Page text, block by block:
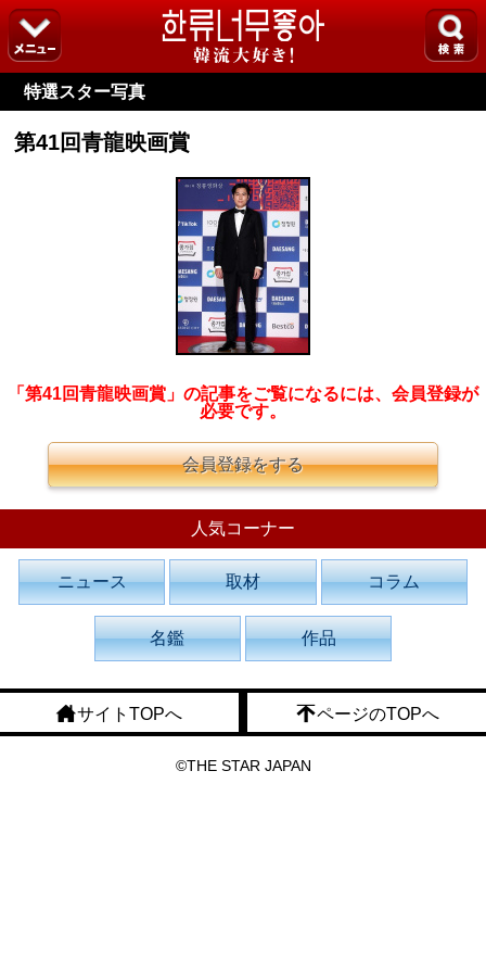
特選スター写真
第41回青龍映画賞
「第41回青龍映画賞」の記事をご覧になるには、会員登録が
必要です。
会員登録をする
人気コーナー
ニュース 取材 コラム
名鑑 作品
サイトTOPへ ページのTOPへ
©THE STAR JAPAN